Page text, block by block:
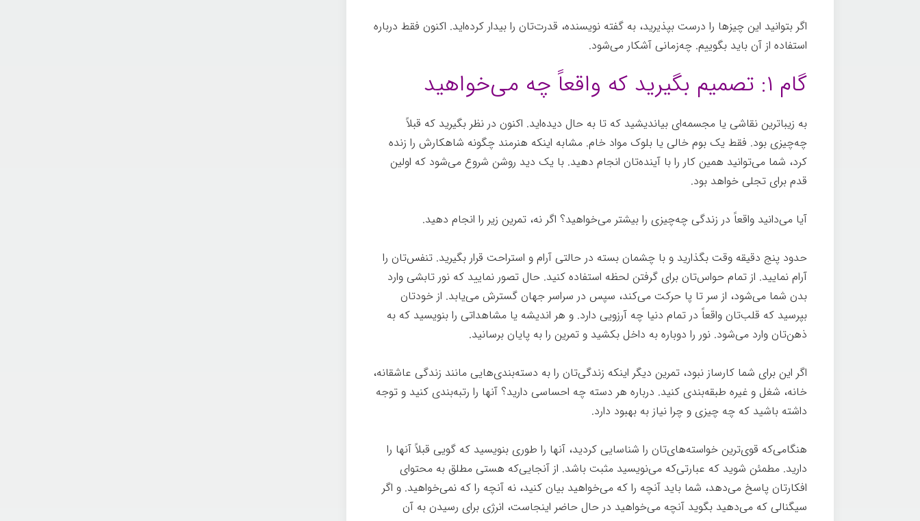
اگر بتوانید این چیزها را درست بپذیرید، به گفته نویسنده، قدرت‌تان را بیدار کرده‌اید. اکنون فقط درباره
استفاده از آن باید بگوییم. چه‌زمانی آشکار می‌شود.
گام ۱: تصمیم بگیرید که واقعاً چه می‌خواهید
به زیباترین نقاشی یا مجسمه‌ای بیاندیشید که تا به حال دیده‌اید. اکنون در نظر بگیرید که قبلاً
چه‌چیزی بود. فقط یک بوم خالی یا بلوک مواد خام. مشابه اینکه هنرمند چگونه شاهکارش را زنده
کرد، شما می‌توانید همین کار را با آینده‌تان انجام دهید. با یک دید روشن شروع می‌شود که اولین
قدم برای تجلی خواهد بود.
آیا می‌دانید واقعاً در زندگی چه‌چیزی را بیشتر می‌خواهید؟ اگر نه، تمرین زیر را انجام دهید.
حدود پنج دقیقه وقت بگذارید و با چشمان بسته در حالتی آرام و استراحت قرار بگیرید. تنفس‌تان را
آرام نمايید. از تمام حواس‌تان برای گرفتن لحظه استفاده کنید. حال تصور نمایید که نور تابشی وارد
بدن شما می‌شود، از سر تا پا حرکت می‌کند، سپس در سراسر جهان گسترش می‌یابد. از خودتان
بپرسید که قلب‌تان واقعاً در تمام دنیا چه آرزویی دارد. و هر اندیشه یا مشاهداتی را بنویسید که به
ذهن‌تان وارد می‌شود. نور را دوباره به داخل بکشید و تمرین را به پایان برسانید.
اگر این برای شما کارساز نبود، تمرین دیگر اینکه زندگی‌تان را به دسته‌بندی‌هایی مانند زندگی عاشقانه،
خانه، شغل و غیره طبقه‌بندی کنيد. درباره هر دسته چه احساسی دارید؟ آنها را رتبه‌بندی کنيد و توجه
داشته باشید که چه چیزی و چرا نیاز به بهبود دارد.
هنگامی‌که قوی‌ترین خواسته‌های‌تان را شناسایی کردید، آنها را طوری بنویسید که گویی قبلاً آنها را
دارید. مطمئن شوید که عبارتی‌که می‌نویسید مثبت باشد. از آنجایی‌که هستی مطلق به محتوای
افکارتان پاسخ می‌دهد، شما باید آنچه را که می‌خواهید بیان کنيد، نه آنچه را که نمی‌خواهید. و اگر
سیگنالی که می‌دهید بگوید آنچه می‌خواهید در حال حاضر اینجاست، انرژی برای رسیدن به آن